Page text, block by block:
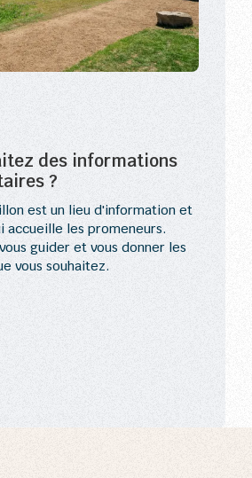
des informations
?
est un lieu d'information et
accueille les promeneurs.
guider et vous donner les
vous souhaitez.